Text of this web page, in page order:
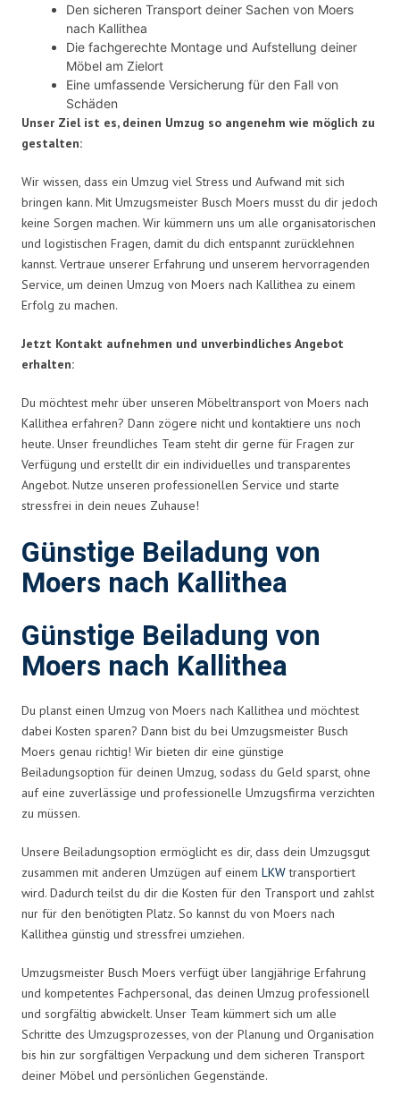
Den sicheren Transport deiner Sachen von Moers
nach Kallithea
Die fachgerechte Montage und Aufstellung deiner
Möbel am Zielort
Eine umfassende Versicherung für den Fall von
Schäden
Unser Ziel ist es, deinen Umzug so angenehm wie möglich zu
gestalten:
Wir wissen, dass ein Umzug viel Stress und Aufwand mit sich
bringen kann. Mit Umzugsmeister Busch Moers musst du dir jedoch
keine Sorgen machen. Wir kümmern uns um alle organisatorischen
und logistischen Fragen, damit du dich entspannt zurücklehnen
kannst. Vertraue unserer Erfahrung und unserem hervorragenden
Service, um deinen Umzug von Moers nach Kallithea zu einem
Erfolg zu machen.
Jetzt Kontakt aufnehmen und unverbindliches Angebot
erhalten:
Du möchtest mehr über unseren Möbeltransport von Moers nach
Kallithea erfahren? Dann zögere nicht und kontaktiere uns noch
heute. Unser freundliches Team steht dir gerne für Fragen zur
Verfügung und erstellt dir ein individuelles und transparentes
Angebot. Nutze unseren professionellen Service und starte
stressfrei in dein neues Zuhause!
Günstige Beiladung von
Moers nach Kallithea
Günstige Beiladung von
Moers nach Kallithea
Du planst einen Umzug von Moers nach Kallithea und möchtest
dabei Kosten sparen? Dann bist du bei Umzugsmeister Busch
Moers genau richtig! Wir bieten dir eine günstige
Beiladungsoption für deinen Umzug, sodass du Geld sparst, ohne
auf eine zuverlässige und professionelle Umzugsfirma verzichten
zu müssen.
Unsere Beiladungsoption ermöglicht es dir, dass dein Umzugsgut
zusammen mit anderen Umzügen auf einem LKWtransportiert
wird. Dadurch teilst du dir die Kosten für den Transport und zahlst
nur für den benötigten Platz. So kannst du von Moers nach
Kallithea günstig und stressfrei umziehen.
Umzugsmeister Busch Moers verfügt über langjährige Erfahrung
und kompetentes Fachpersonal, das deinen Umzug professionell
und sorgfältig abwickelt. Unser Team kümmert sich um alle
Schritte des Umzugsprozesses, von der Planung und Organisation
bis hin zur sorgfältigen Verpackung und dem sicheren Transport
deiner Möbel und persönlichen Gegenstände.